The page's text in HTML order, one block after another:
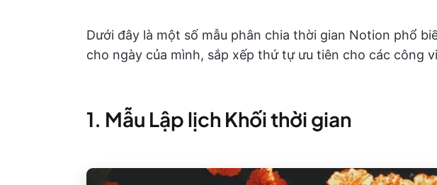
Dưới đây là một số mẫu phân chia thời gian Notion phổ
cho ngày của mình, sắp xếp thứ tự ưu tiên cho các công
1. Mẫu Lập lịch Khối thời gian